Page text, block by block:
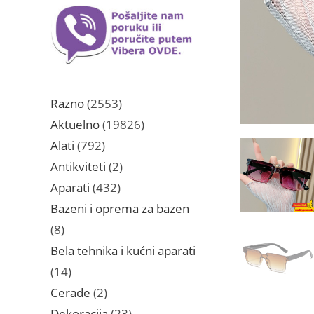
Razno 25532553
proizvoda
Aktuelno 1982619826
Alati 792792
proizvoda
Antikviteti 22
proizvoda
Aparati 432432
proizvoda
Bazeni i oprema za bazen
88
proizvoda
Bela tehnika i kućni aparati
1414
proizvoda
Cerade 22
proizvoda